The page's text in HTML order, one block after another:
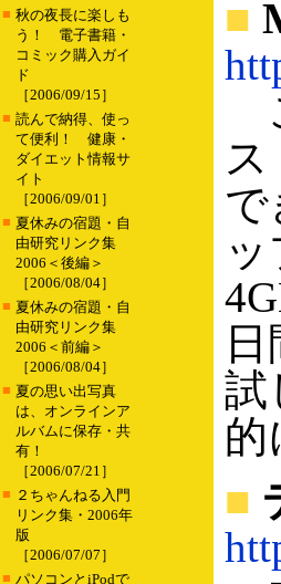
■ 秋の夜長に楽しも
う！ 電子書籍・
コミック購入ガイ
ド
［2006/09/15］
■ 読んで納得、使っ
て便利！ 健康・
ダイエット情報サ
イト
［2006/09/01］
■ 夏休みの宿題・自
由研究リンク集
2006＜後編＞
［2006/08/04］
■ 夏休みの宿題・自
由研究リンク集
2006＜前編＞
［2006/08/04］
■ 夏の思い出写真
は、オンラインア
ルバムに保存・共
有！
［2006/07/21］
■ ２ちゃんねる入門
リンク集・2006年
版
［2006/07/07］
■ パソコンとiPodで
■
で
試
的
■